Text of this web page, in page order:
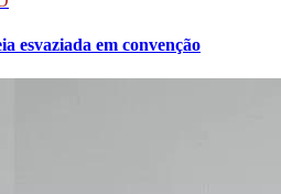
esvaziada em convenção